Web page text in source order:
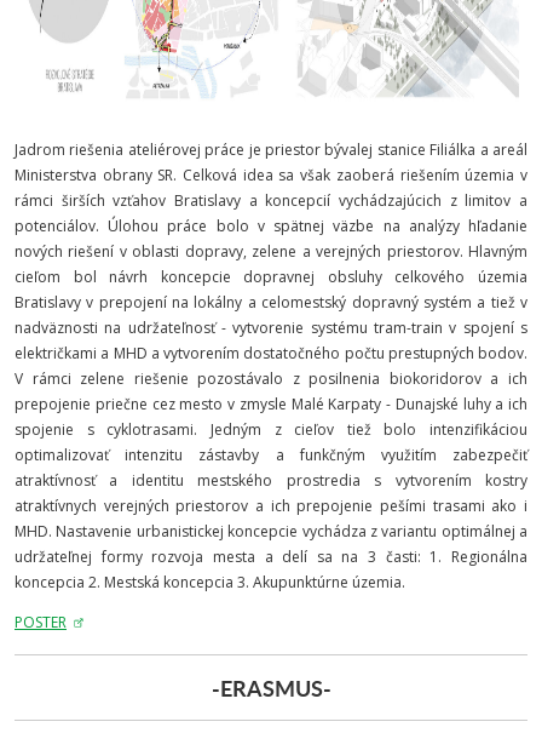
Jadrom riešenia ateliérovej práce je priestor bývalej stanice Filiálka a areál
Ministerstva obrany SR. Celková idea sa však zaoberá riešením územia v
rámci širších vzťahov Bratislavy a koncepcií vychádzajúcich z limitov a
potenciálov. Úlohou práce bolo v spätnej väzbe na analýzy hľadanie
nových riešení v oblasti dopravy, zelene a verejných priestorov. Hlavným
cieľom bol návrh koncepcie dopravnej obsluhy celkového územia
Bratislavy v prepojení na lokálny a celomestský dopravný systém a tiež v
nadväznosti na udržateľnosť - vytvorenie systému tram-train v spojení s
električkami a MHD a vytvorením dostatočného počtu prestupných bodov.
V rámci zelene riešenie pozostávalo z posilnenia biokoridorov a ich
prepojenie priečne cez mesto v zmysle Malé Karpaty - Dunajské luhy a ich
spojenie s cyklotrasami. Jedným z cieľov tiež bolo intenzifikáciou
optimalizovať intenzitu zástavby a funkčným využitím zabezpečiť
atraktívnosť a identitu mestského prostredia s vytvorením kostry
atraktívnych verejných priestorov a ich prepojenie pešími trasami ako i
MHD. Nastavenie urbanistickej koncepcie vychádza z variantu optimálnej a
udržateľnej formy rozvoja mesta a delí sa na 3 časti: 1. Regionálna
koncepcia 2. Mestská koncepcia 3. Akupunktúrne územia.
POSTER
-ERASMUS-